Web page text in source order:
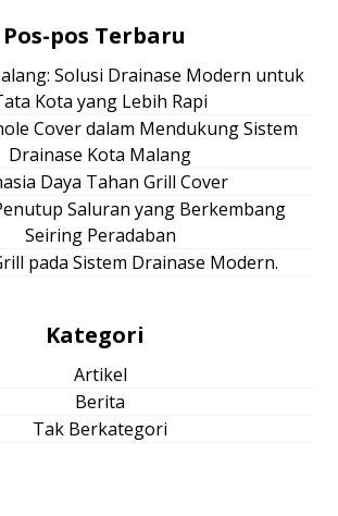
Pos-pos Terbaru
Solusi Drainase Modern untuk
Kota yang Lebih Rapi
Cover dalam Mendukung Sistem
Drainase Kota Malang
Daya Tahan Grill Cover
Saluran yang Berkembang
Seiring Peradaban
pada Sistem Drainase Modern.
Kategori
Artikel
Berita
Tak Berkategori